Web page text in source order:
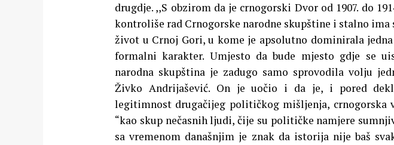
drugdje. ,,S obzirom da je crnogorski Dvor od 1907. do
kontroliše rad Crnogorske narodne skupštine i stalno
život u Crnoj Gori, u kome je apsolutno dominirala
formalni karakter. Umjesto da bude mjesto gdje se
narodna skupština je zadugo samo sprovodila volju
Živko Andrijašević. On je uočio i da je, i pored
legitimnost drugačijeg političkog mišljenja,
“kao skup nečasnih ljudi, čije su političke namjere
sa vremenom današnjim je znak da istorija nije baš